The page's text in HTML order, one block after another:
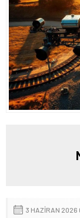
3 HAZIRAN 2026